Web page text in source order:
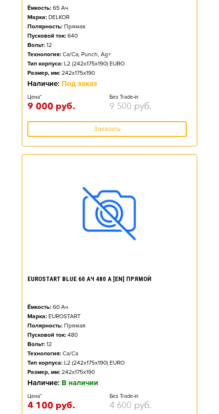
Ёмкость: 65 Ач
Марка: DELKOR
Полярность: Прямая
Пусковой ток: 640
Вольт: 12
Технология: Ca/Ca, Punch, Ag+
Тип корпуса: L2 (242x175x190) EURO
Размер, мм: 242x175x190
Наличие: Под заказ
Цена*
9 000 руб.
Без Trade-in
9 500 руб.
Заказать
EUROSTART BLUE 60 АЧ 480 А [EN] ПРЯМОЙ
Ёмкость: 60 Ач
Марка: EUROSTART
Полярность: Прямая
Пусковой ток: 480
Вольт: 12
Технология: Ca/Ca
Тип корпуса: L2 (242x175x190) EURO
Размер, мм: 242x175x190
Наличие: В наличии
Цена*
4 100 руб.
Без Trade-in
4 600 руб.